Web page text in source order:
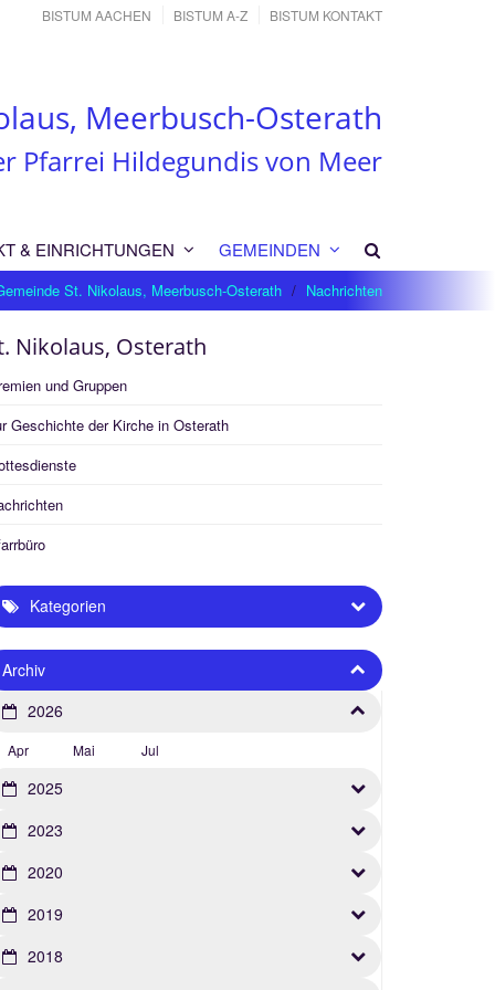
BISTUM AACHEN BISTUM A-Z BISTUM KONTAKT
Meerbusch-Osterath
Pfarrei Hildegundis von Meer
& EINRICHTUNGEN GEMEINDEN
St. Nikolaus, Meerbusch-Osterath Nachrichten
Nikolaus, Osterath
und Gruppen
Geschichte der Kirche in Osterath
Kategorien
Archiv
2026
Apr Mai Jul
2025
2023
2020
2019
2018